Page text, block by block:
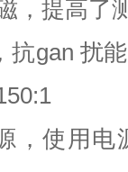
，提高了
抗gan 扰能
，使用电